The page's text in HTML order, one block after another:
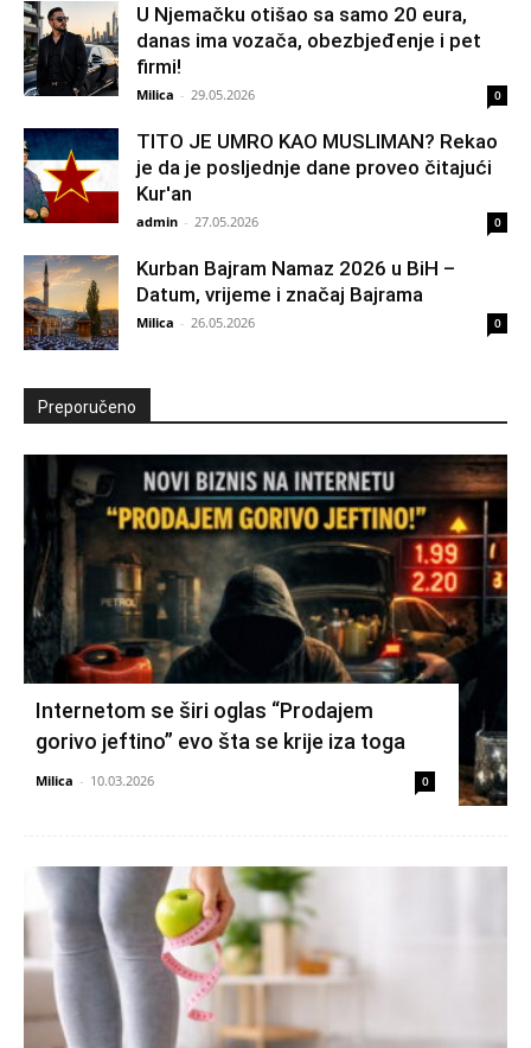
U Njemačku otišao sa samo 20 eura,
danas ima vozača, obezbjeđenje i pet
firmi!
Milica - 29.05.2026 0
TITO JE UMRO KAO MUSLIMAN? Rekao
je da je posljednje dane proveo čitajući
Kur'an
admin - 27.05.2026 0
Kurban Bajram Namaz 2026 u BiH –
Datum, vrijeme i značaj Bajrama
Milica - 26.05.2026 0
Preporučeno
Internetom se širi oglas “Prodajem
gorivo jeftino” evo šta se krije iza toga
Milica - 10.03.2026 0